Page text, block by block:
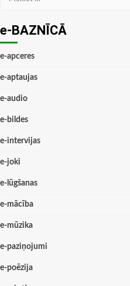
e-BAZNĪCĀ
e-apceres
e-aptaujas
e-audio
e-bildes
e-intervijas
e-joki
e-lūgšanas
e-mācība
e-mūzika
e-paziņojumi
e-poēzija